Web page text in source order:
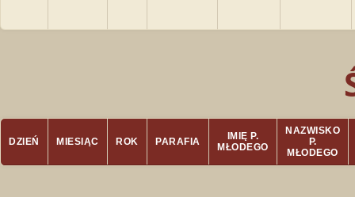
DZIEŃ MIESIĄC ROK PARAFIA
IMIĘ P.
MŁODEGO
NAZWISKO
P.
MŁODEGO